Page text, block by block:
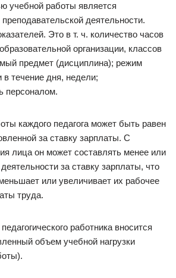
учебной работы является
деятельности.
Это в т. ч. количество часов
организации, классов
предмет (дисциплина); режим
в течение дня, недели;
персоналом.
каждого педагога может быть равен
за ставку зарплаты. С
лица он может составлять менее или
за ставку зарплаты, что
или увеличивает их рабочее
труда.
работника вносится
объем учебной нагрузки